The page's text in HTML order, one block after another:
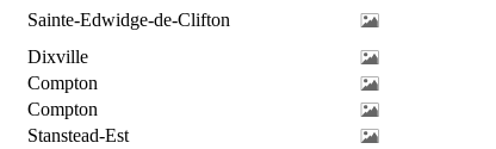
Sainte-Edwidge-de-Clifton
Dixville
Compton
Compton
Stanstead-Est